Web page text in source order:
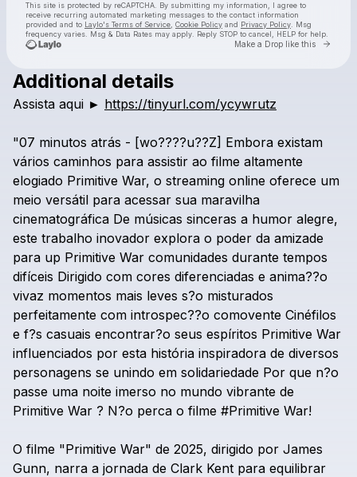
This site is protected by reCAPTCHA. By submitting my information, I agree to
receive recurring automated marketing messages to the contact information
provided and to Laylo's Terms of Service Cookie Policy and Privacy Policy . Msg
frequency varies. Msg & Data Rates may apply. Reply STOP to cancel, HELP for help.
Make a Drop like this Go
Check your texts
Additional details
Assista aqui ► https://tinyurl.com/ycywrutz
"07 minutos atrás - [wo????u??Z] Embora existam
vários caminhos para assistir ao filme altamente
elogiado Primitive War, o streaming online oferece um
meio versátil para acessar sua maravilha
cinematográfica De músicas sinceras a humor alegre,
este trabalho inovador explora o poder da amizade
para up Primitive War comunidades durante tempos
difíceis Dirigido com cores diferenciadas e anima??o
vivaz momentos mais leves s?o misturados
perfeitamente com introspec??o comovente Cinéfilos
e f?s casuais encontrar?o seus espíritos Primitive War
influenciados por esta história inspiradora de diversos
personagens se unindo em solidariedade Por que n?o
passe uma noite imerso no mundo vibrante de
Primitive War ? N?o perca o filme #Primitive War!
O filme "Primitive War" de 2025, dirigido por James
Gunn, narra a jornada de Clark Kent para equilibrar